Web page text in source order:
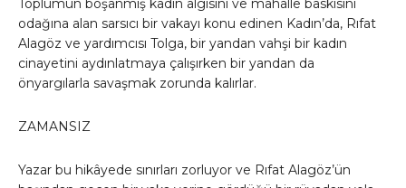
Toplumun boşanmış kadın algısını ve mahalle baskısını
odağına alan sarsıcı bir vakayı konu edinen Kadın’da, Rıfat
Alagöz ve yardımcısı Tolga, bir yandan vahşi bir kadın
cinayetini aydınlatmaya çalışırken bir yandan da
önyargılarla savaşmak zorunda kalırlar.
ZAMANSIZ
Yazar bu hikâyede sınırları zorluyor ve Rıfat Alagöz’ün